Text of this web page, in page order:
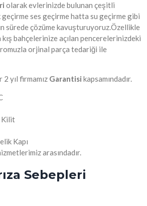
olarak evlerinizde bulunan çeşitli
ses geçirme hatta su geçirme gibi
sürede çözüme kavuşturuyoruz.Özellikle
bahçelerinize açılan pencerelerinizdeki
orjinal parça tedariği ile
2 yıl firmamız Garantisi kapsamındadır.
Kilit
Kapı
arasındadır.
Sebepleri